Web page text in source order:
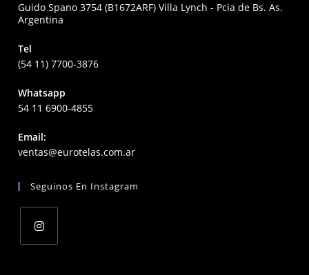
Guido Spano 3754 (B1672ARF) Villa Lynch - Pcia de Bs. As.
Argentina
Tel
(54 11) 7700-3876
Whatsapp
54 11 6900-4855
Email:
ventas@eurotelas.com.arOpens
application
Seguinos En Instagram